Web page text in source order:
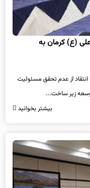
(ع) کرمان به
از عدم تحقق مسئولیت
زیر ساخت...
بیشتر بخوانید